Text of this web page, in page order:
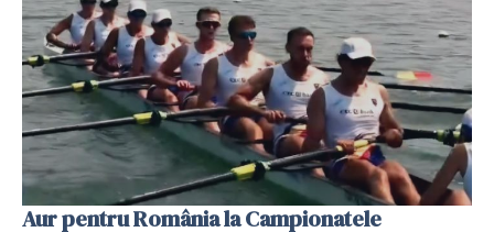
Aur pentru România la Campionatele